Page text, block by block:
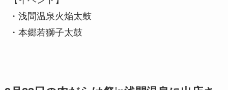
・浅間温泉火焔太鼓
・本郷若獅子太鼓